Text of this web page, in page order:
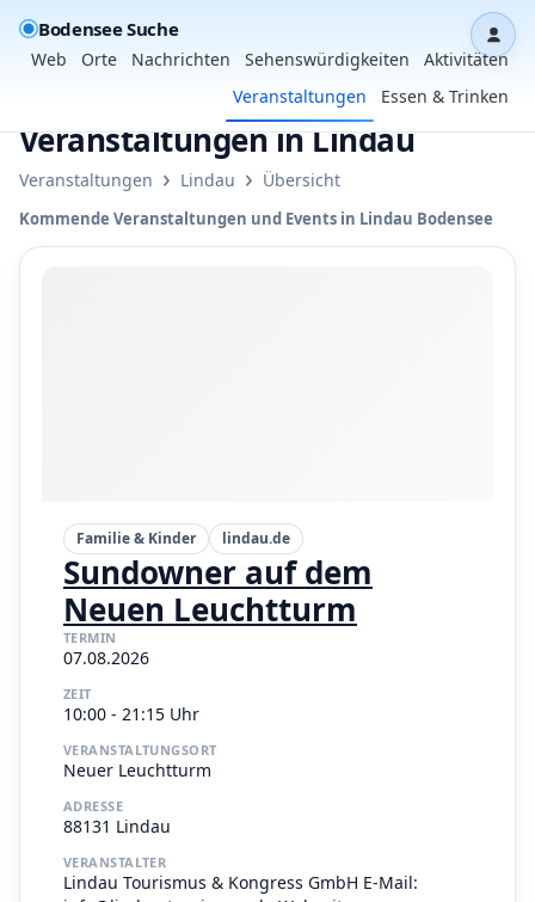
Bodensee Suche
Web Orte Nachrichten Sehenswürdigkeiten
Aktivitäten
Veranstaltungen
Essen & Trinken
Veranstaltungen in Lindau
Veranstaltungen › Lindau › Übersicht
Kommende Veranstaltungen und Events in Lindau Bodensee
Familie & Kinder lindau.de
Sundowner auf dem
Neuen Leuchtturm
TERMIN
07.08.2026
ZEIT
10:00 - 21:15 Uhr
VERANSTALTUNGSORT
Neuer Leuchtturm
ADRESSE
88131 Lindau
VERANSTALTER
Lindau Tourismus & Kongress GmbH E-Mail: